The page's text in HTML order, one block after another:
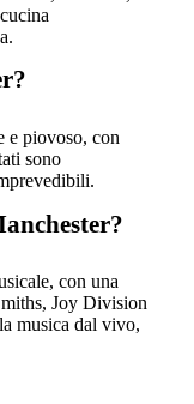
e piovoso, con
sono
con una
Joy Division
musica dal vivo,